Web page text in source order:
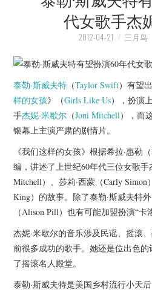
映像快讯
海报剧照
脱口秀
杂七杂八
美剧英剧
电影档期
代女歌手杰
2012-04-21 三月鸟
泰勒·斯威夫特 （Taylor Swift）有望
样的女孩》（Girls Like Us），扮演
手杰妮·米歇尔 （Joni Mitchell），而
银幕上主演严肃的剧情片。
《我们这样的女孩》根据希拉·惠勒
编，讲述了上世纪60年代三位女歌手
Mitchell）、莎莉·西蒙（Carly Simon
King）的故事。除了泰勒·斯威夫特
（Alison Pill）也有可能加盟扮演“卡
杰妮·米歇尔的音乐涉及民谣、摇滚
前很多成功的歌手。她还是位出色
了摇滚名人殿堂。
泰勒·斯威夫特是美国乡村流行小天